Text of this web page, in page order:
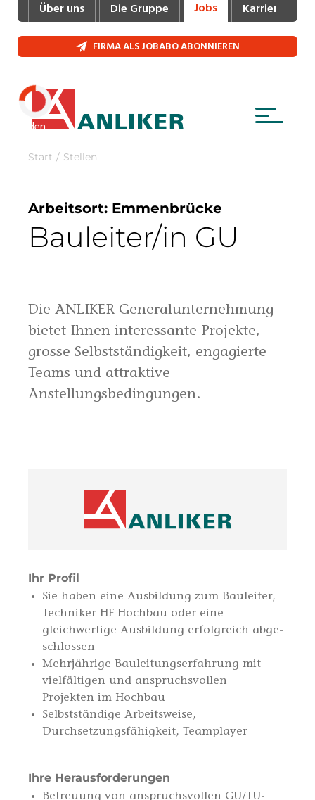
Industrie, Maschinenbau, Anlagenbau,
Informatik, Telekommunikation
Kaufm. Berufe, Kundendienst, Verwaltung
Körperpflege, Wellness
Medizin, Gesundheitswesen, Pflege
Sicherheit, Rettung, Polizei, Zoll
Über uns Die Gruppe Jobs Karriere
FIRMA ALS JOBABO ABONNIEREN
Laden...